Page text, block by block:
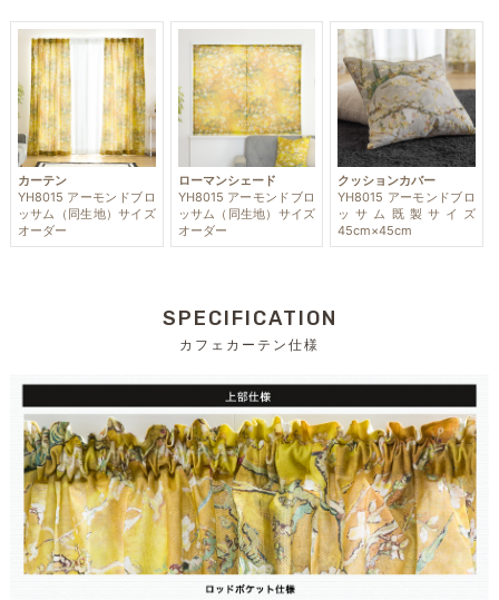
カーテン
YH8015 アーモンドブロ
ッサム（同生地）サイズ
オーダー
ローマンシェード
YH8015 アーモンドブロ
ッサム（同生地）サイズ
オーダー
クッションカバー
YH8015 アーモンドブロ
ッサム既製サイズ
45cm×45cm
SPECIFICATION
カフェカーテン仕様